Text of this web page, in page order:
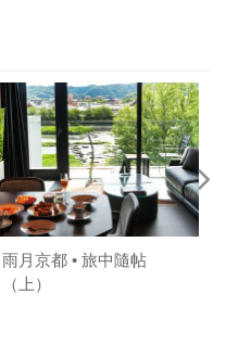
雨月京都 • 旅中隨帖
（上）